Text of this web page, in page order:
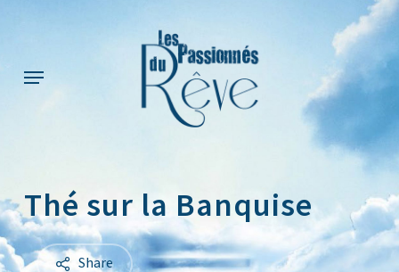
content
Menu
Thé sur la Banquise
Share